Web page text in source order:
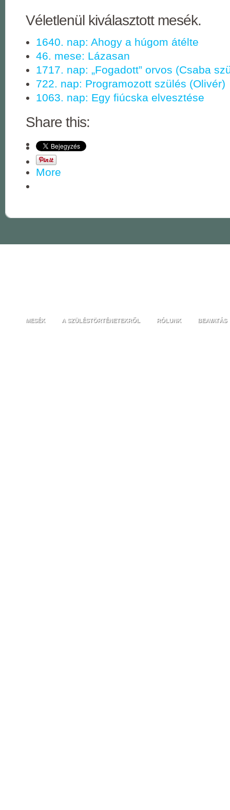
Véletlenül kiválasztott mesék.
1640. nap: Ahogy a húgom átélte
46. mese: Lázasan
1717. nap: „Fogadott” orvos (Csaba
722. nap: Programozott szülés (Olivér)
1063. nap: Egy fiúcska elvesztése
Share this:
More
MESÉK A SZÜLÉSTÖRTÉNETEKRŐL RÓLUNK BEAVATÁS